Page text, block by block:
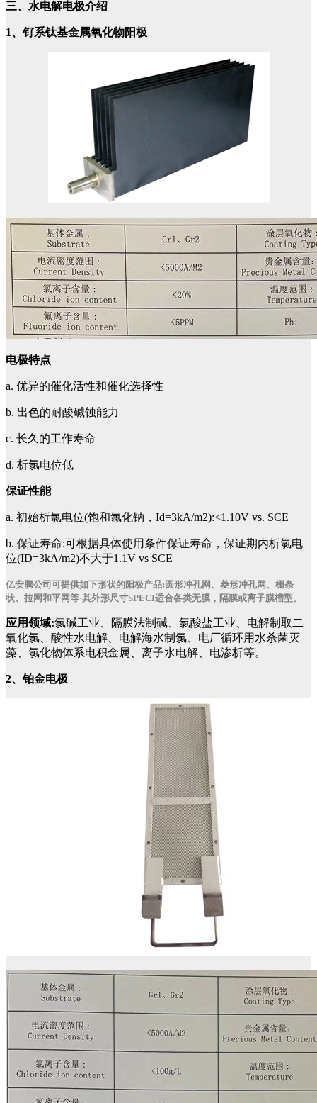
三、水电解电极介绍
1、钌系钛基金属氧化物阳极
电极特点
a. 优异的催化活性和催化选择性
b. 出色的耐酸碱蚀能力
c. 长久的工作寿命
d. 析氯电位低
保证性能
a. 初始析氯电位(饱和氯化钠，Id=3kA/m2):<1.10V vs. SCE
b. 保证寿命:可根据具体使用条件保证寿命，保证期内析氯电
位(ID=3kA/m2)不大于1.1V vs SCE
亿安腾公司可提供如下形状的阳极产品:圆形冲孔网、菱形冲孔网、栅条
状、拉网和平网等·其外形尺寸SPECI适合各类无膜，隔膜或离子膜槽型。
应用领域:氯碱工业、隔膜法制碱、氯酸盐工业、电解制取二
氧化氯、酸性水电解、电解海水制氯、电厂循环用水杀菌灭
藻、氯化物体系电积金属、离子水电解、电渗析等。
2、铂金电极